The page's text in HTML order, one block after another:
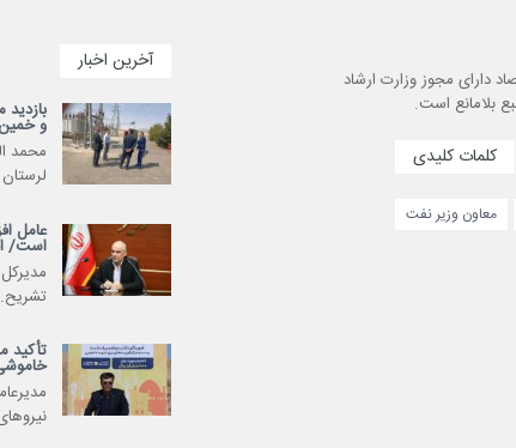
آخرین اخبار
و خمین
محمد
عامل
است/
تأکید
دارای مجوز وزارت ارشاد
بلامانع است.
کلمات کلیدی
معاون وزیر نفت